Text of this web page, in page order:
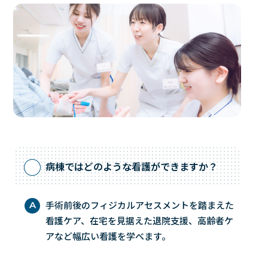
病棟ではどのような看護ができますか？
A
手術前後のフィジカルアセスメントを踏まえた
看護ケア、在宅を見据えた退院支援、高齢者ケ
アなど幅広い看護を学べます。